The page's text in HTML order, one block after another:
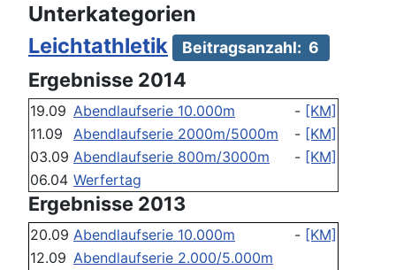
Unterkategorien
Leichtathletik
Beitragsanzahl: 6
Ergebnisse 2014
19.09 Abendlaufserie 10.000m - [KM]
11.09
Abendlaufserie 2000m/5000m - [KM]
03.09 Abendlaufserie 800m/3000m - [KM]
06.04 Werfertag
Ergebnisse 2013
20.09 Abendlaufserie 10.000m - [KM]
12.09 Abendlaufserie 2.000/5.000m